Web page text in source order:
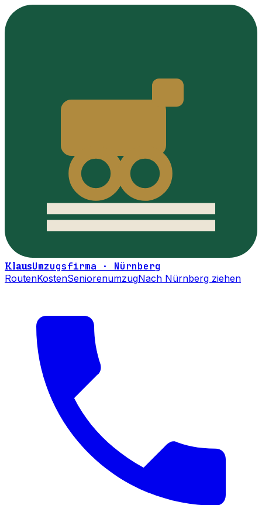
KlausUmzugsfirma · Nürnberg
RoutenKostenSeniorenumzugNach Nürnberg ziehen